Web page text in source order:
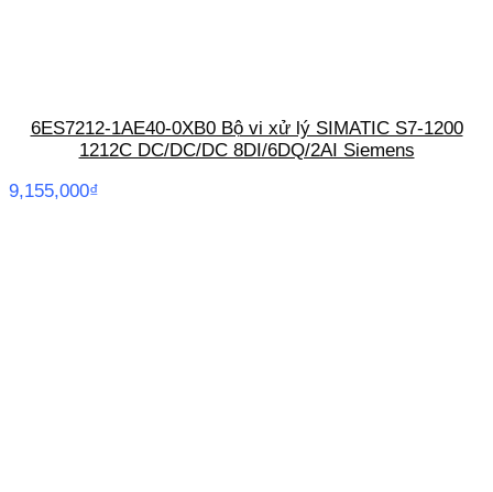
6ES7212-1AE40-0XB0 Bộ vi xử lý SIMATIC S7-1200
1212C DC/DC/DC 8DI/6DQ/2AI Siemens
9,155,000₫